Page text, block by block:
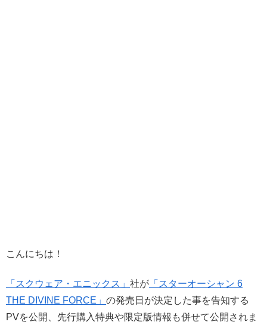
こんにちは！
「スクウェア・エニックス」 社が 「スターオーシャン 6
THE DIVINE FORCE」 の発売日が決定した事を告知する
PVを公開、先行購入特典や限定版情報も併せて公開されま